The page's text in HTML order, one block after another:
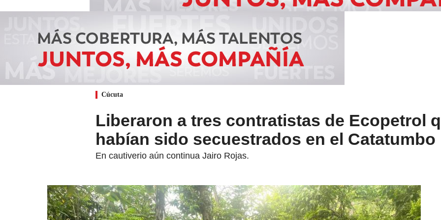
Cúcuta
Liberaron a tres contratistas de Ecopetrol
habían sido secuestrados en el Catatumbo
En cautiverio aún continua Jairo Rojas.